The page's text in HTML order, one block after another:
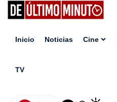
Inicio Noticias Cine
TV